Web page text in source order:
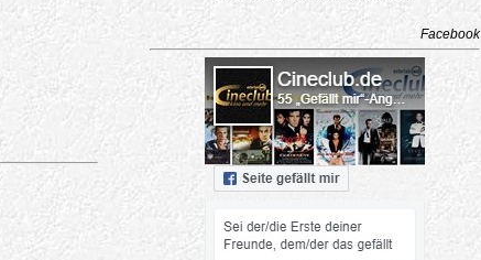
Facebook